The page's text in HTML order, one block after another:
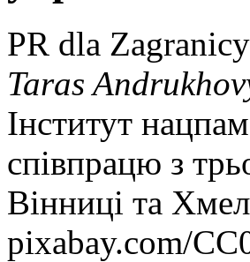
PR dla Zagranicy
Taras
Інститут
співпрацю з
Вінниці та
pixabay.com/